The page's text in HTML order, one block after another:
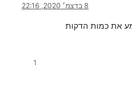
8 בדצמ׳ 2020, 22:16
את כמות הדקות
1